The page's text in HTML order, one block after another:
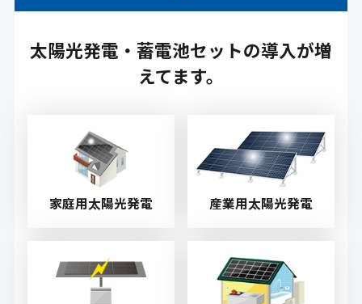
太陽光発電・蓄電池セットの導入が増
えてます。
家庭用太陽光発電 産業用太陽光発電